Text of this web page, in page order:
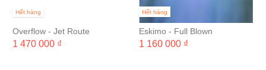
Hết hàng
Overflow - Jet Route
1 470 000 ₫
Hết hàng
Eskimo - Full Blown
1 160 000 ₫